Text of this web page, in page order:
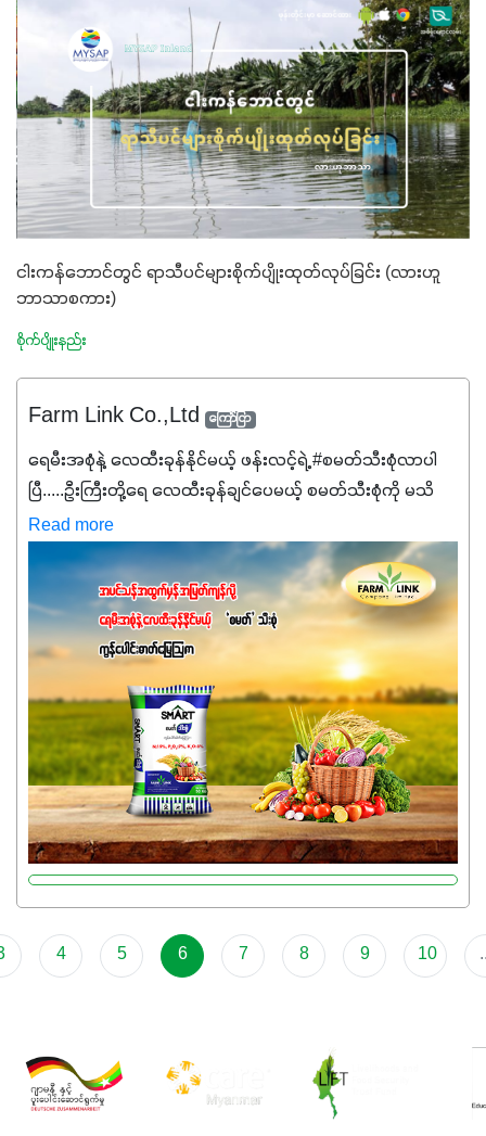
ငါးကန်ဘောင်တွင် ရာသီပင်များစိုက်ပျိုးထုတ်လုပ်ခြင်း (လားဟူ
ဘာသာစကား)
စိုက်ပျိုးနည်း
Farm Link Co.,Ltd ကြော်ငြာ
ရေမီးအစုံနဲ့ လေထီးခုန်နိုင်မယ့် ဖန်းလင့်ရဲ့ #စမတ်သီးစုံလာပါ
ပြီ.....ဦးကြီးတို့ရေ ‌လေထီးခုန်ချင်ပေမယ့် စမတ်သီးစုံကို မသိ
သေးရင်တော့ ဒီစာလေးကို ဆက်ဖတ်‌ပေးပါ #စမတ်သီးစုံဆိုတာ
အပင်တိုင်းအတွက် အဓိကအာဟာရNPK (19:7:8)နဲ့ #ဟူးမစ်
အက်စစ်တို့ အချိုးကျ ပေါင်းစပ်ထားတဲ့ ကွန်ပေါင်း
ဓာတ်မြေဩဇာဖြစ်ပါတယ်။ အဓိကအကျိုးကျေးဇူးတွေအနေနဲ့
ကတော့ နိုက်ထရိုဂျင် 19%ပါဝင်တဲ့အတွက် ကလိုရိုဖီးလ်ဖွဲ့စည်း
မှုကို အားပေးကာ သီးနှံပင်များ၏အရွက်များစိမ်းလန်းသန်စွမ်း
ပြီး အစာချက်လုပ်မှုအားကောင်းစေပါတယ်။ အပင်၏ပင်ပိုင်း
ကြီးထွားမှုကို တိုးမြင့်စေကာ အပင်သန်၍ အကြီးမြန်စေပါတယ်။
သင့်တော်တဲ့ Phosphorus 7%ပါဝင်မှုကြောင့် အပင်ရဲ့ အမြစ်
ဖွဲ့စည်းတည်ဆောက်မှုကို ပို၍သန်မာလာအောင် အားပေးပါ
တယ်။ ဒါ့အပြင် ပန်းပွင့်ခြင်း၊အသီးသီးခြင်း၊အစေ့တည်ခြင်း
လုပ်ငန်းစဉ်များကိုလည်း အားပေးပါတယ်။ လုံလောက်တဲ့
Potassium 8%က အပင်ရဲ့ ရောဂါဒဏ်၊ရာသီဥတုဒဏ်ခံနိုင်ရည်
အရသာ ပိုမိုကောင်းမွန်စေဖို့အတွက် လိုအပ်တဲ့အာဟာရဓာတ်
ဖြစ်ပါတယ်။ ဟူးမစ်အက်စစ်ပါဝင်ပေါင်းစပ်ထားတဲ့အတွက်
အကျိုးကျေးဇူးများစွာကိုရရှိစေမှာဖြစ်ပါတယ်။ စပါးအပါအဝင်
နှံစားသီးနှံများ၊ပဲအမျိုးမျိုး၊ဟင်းသီးဟင်းရွက်နဲ့ ဥယျာဉ်ခြံသီးနှံ
Read more
4 5 6 7 8 9 10